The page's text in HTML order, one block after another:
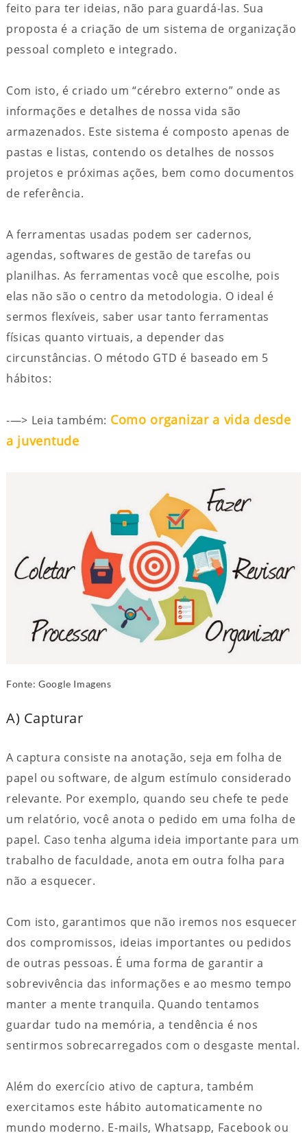
feito para ter ideias, não para guardá-las. Sua
proposta é a criação de um sistema de organização
pessoal completo e integrado.
Com isto, é criado um “cérebro externo” onde as
informações e detalhes de nossa vida são
armazenados. Este sistema é composto apenas de
pastas e listas, contendo os detalhes de nossos
projetos e próximas ações, bem como documentos
de referência.
A ferramentas usadas podem ser cadernos,
agendas, softwares de gestão de tarefas ou
planilhas. As ferramentas você que escolhe, pois
elas não são o centro da metodologia. O ideal é
sermos flexíveis, saber usar tanto ferramentas
físicas quanto virtuais, a depender das
circunstâncias. O método GTD é baseado em 5
hábitos:
-—> Leia também: Como organizar a vida desde
a juventude
Fonte: Google Imagens
A) Capturar
A captura consiste na anotação, seja em folha de
papel ou software, de algum estímulo considerado
relevante. Por exemplo, quando seu chefe te pede
um relatório, você anota o pedido em uma folha de
papel. Caso tenha alguma ideia importante para um
trabalho de faculdade, anota em outra folha para
não a esquecer.
Com isto, garantimos que não iremos nos esquecer
dos compromissos, ideias importantes ou pedidos
de outras pessoas. É uma forma de garantir a
sobrevivência das informações e ao mesmo tempo
manter a mente tranquila. Quando tentamos
guardar tudo na memória, a tendência é nos
sentirmos sobrecarregados com o desgaste mental.
Além do exercício ativo de captura, também
exercitamos este hábito automaticamente no
mundo moderno. E-mails, Whatsapp, Facebook ou